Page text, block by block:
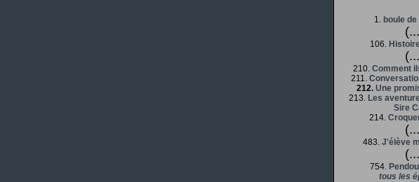
1. boule
106.
210. Comment
211.
212. Une
213. Les
Sire
214.
483. J'élève
754.
tous les